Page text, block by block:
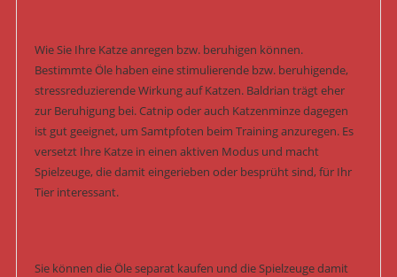
Wie Sie Ihre Katze anregen bzw. beruhigen können.
Bestimmte Öle haben eine stimulierende bzw. beruhigende,
stressreduzierende Wirkung auf Katzen. Baldrian trägt eher
zur Beruhigung bei. Catnip oder auch Katzenminze dagegen
ist gut geeignet, um Samtpfoten beim Training anzuregen. Es
versetzt Ihre Katze in einen aktiven Modus und macht
Spielzeuge, die damit eingerieben oder besprüht sind, für Ihr
Tier interessant.
Sie können die Öle separat kaufen und die Spielzeuge damit